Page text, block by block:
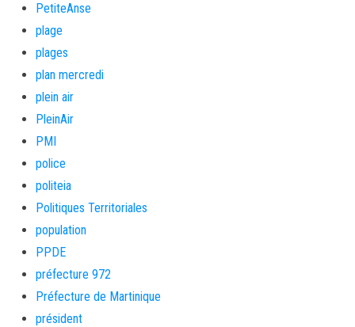
PetiteAnse
plage
plages
plan mercredi
plein air
PleinAir
PMI
police
politeia
Politiques Territoriales
population
PPDE
préfecture 972
Préfecture de Martinique
président